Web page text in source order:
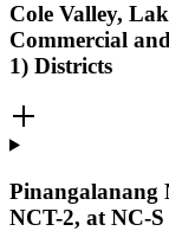
Cole Valley,
Commercial
1) Districts
Pinangalanang
NCT-2, at NC-